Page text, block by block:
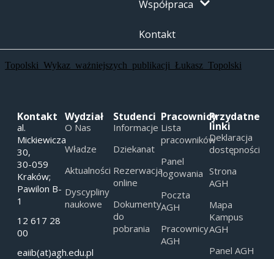
Współpraca
Kontakt
Topolski_Wykaz_ważniejszych_publikacji_Łukasz_Topolski
Kontakt
al.
Mickiewicza
30,
30-059
Kraków;
Pawilon B-
1
12 617 28
00
eaiib(at)agh.edu.pl
Wydział
O Nas
Władze
Aktualności
Dyscypliny
naukowe
Studenci
Informacje
Dziekanat
Rezerwacja
online
Dokumenty
do
pobrania
Pracownicy
Lista
pracowników
Panel
logowania
Poczta
AGH
Pracownicy
AGH
Przydatne
linki
Deklaracja
dostępności
Strona
AGH
Mapa
Kampus
AGH
Panel AGH